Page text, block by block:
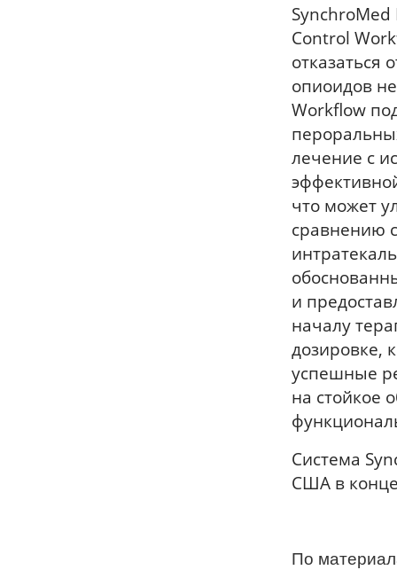
SynchroMed
Control
отказаться
опиоидов
Workflow
лечение с
что может
сравнению
и
началу
дозировке,
успешные
на стойкое
Система
США в конце
По